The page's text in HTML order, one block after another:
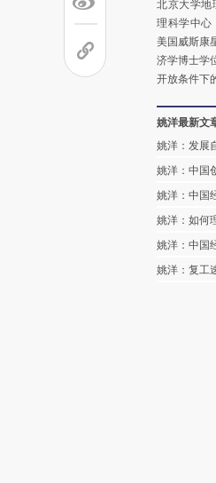
北京大学地
理科学中心
美国威斯康
济学博士学
开放条件下
姚洋最新文
姚洋：发展
姚洋：中国
姚洋：中国
姚洋：如何
姚洋：中国
姚洋：复工